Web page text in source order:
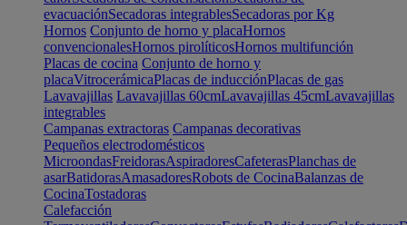
evacuaciónSecadoras integrablesSecadoras por Kg
Hornos Conjunto de horno y placaHornos
convencionalesHornos pirolíticosHornos multifunción
Placas de cocina Conjunto de horno y
placaVitrocerámicaPlacas de inducciónPlacas de gas
Lavavajillas Lavavajillas 60cmLavavajillas 45cmLavavajillas
integrables
Campanas extractoras Campanas decorativas
Pequeños electrodomésticos
MicroondasFreidorasAspiradoresCafeterasPlanchas de
asarBatidorasAmasadoresRobots de CocinaBalanzas de
CocinaTostadoras
Calefacción